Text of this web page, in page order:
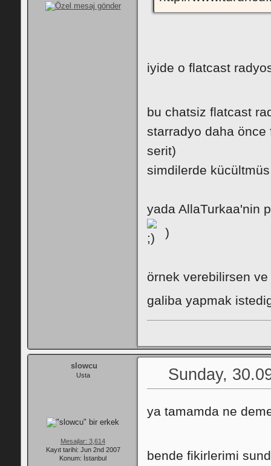
iyide o flatcast
bu chatsiz flatcast
starradyo daha
serit)
simdilerde
yada AllaTurkaa'nin
)
örnek verebilirsen
galiba yapmak
slowcu
Usta
Mesajlar: 3,614
Kayıt tarihi: Jun 2nd 2007
Konum: İstanbul
Sunday,
ya tamamda ne
bende fikirlerimi